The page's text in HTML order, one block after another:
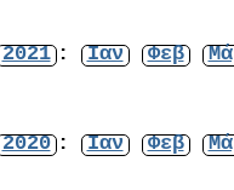
2021 : Ιαν Φεβ
2020 : Ιαν Φεβ